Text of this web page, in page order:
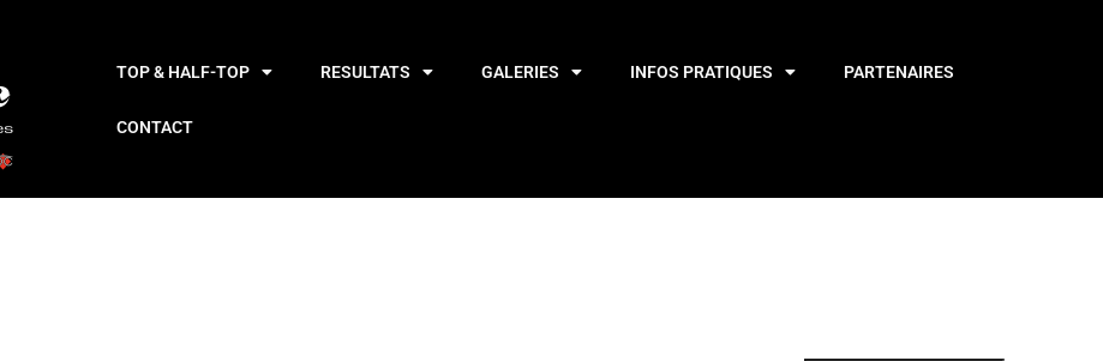
TOP & HALF-TOP RESULTATS GALERIES INFOS PRATIQUES PARTENAIRES
CONTACT